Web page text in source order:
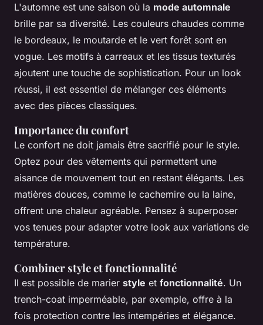
L'automne est une saison où la mode automnale
brille par sa diversité. Les couleurs chaudes comme
le bordeaux, le moutarde et le vert forêt sont en
vogue. Les motifs à carreaux et les tissus texturés
ajoutent une touche de sophistication. Pour un look
réussi, il est essentiel de mélanger ces éléments
avec des pièces classiques.
Importance du confort
Le confort ne doit jamais être sacrifié pour le style.
Optez pour des vêtements qui permettent une
aisance de mouvement tout en restant élégants. Les
matières douces, comme le cachemire ou la laine,
offrent une chaleur agréable. Pensez à superposer
vos tenues pour adapter votre look aux variations de
température.
Combiner style et fonctionnalité
Il est possible de marier style et fonctionnalité. Un
trench-coat imperméable, par exemple, offre à la
fois protection contre les intempéries et élégance.